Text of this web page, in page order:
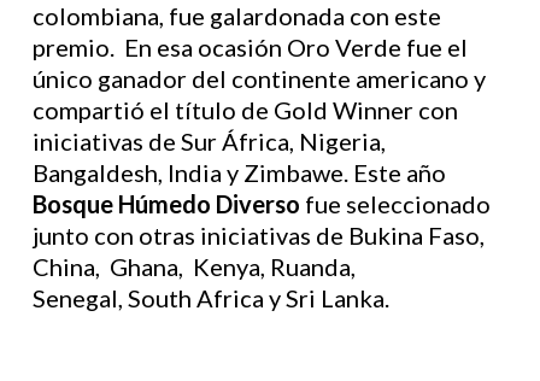
colombiana, fue galardonada con este
premio. En esa ocasión Oro Verde fue el
único ganador del continente americano y
compartió el título de Gold Winner con
iniciativas de Sur África, Nigeria,
Bangaldesh, India y Zimbawe. Este año
Bosque Húmedo Diverso fue seleccionado
junto con otras iniciativas de Bukina Faso,
China, Ghana, Kenya, Ruanda,
Senegal, South Africa y Sri Lanka.